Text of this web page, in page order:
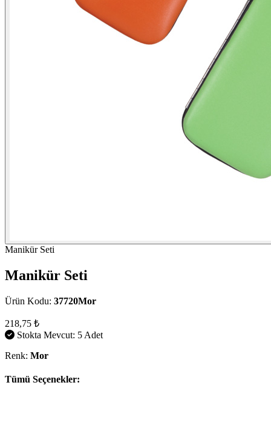
Manikür Seti
Manikür Seti
Ürün Kodu: 37720Mor
218,75 ₺
Stokta Mevcut: 5 Adet
Renk: Mor
Tümü Seçenekler: